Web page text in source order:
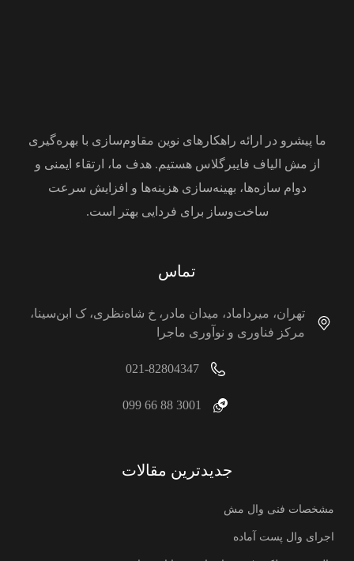
ما پیشرو در ارائه راهکارهای نوین مقاوم‌سازی با بهره‌گیری
از مش الیاف فایبرگلاس هستیم. هدف ما، ارتقاء ایمنی و
دوام سازه‌ها، بهینه‌سازی هزینه‌ها و افزایش سرعت
ساخت‌وساز برای فردایی بهتر است.
تماس
تهران، میرداماد، میدان مادر، خ شاه‌نظری، ک ابن‌سینا،
مرکز فناوری و نوآوری ماجرا
021-82804347
3001 88 66 099
جدیدترین مقالات
مشخصات فنی وال مش
اجرای وال پست آماده